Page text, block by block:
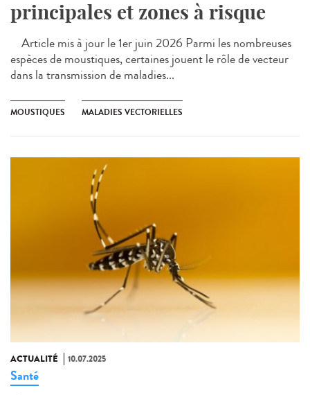
principales et zones à risque
Article mis à jour le 1er juin 2026 Parmi les nombreuses
espèces de moustiques, certaines jouent le rôle de vecteur
dans la transmission de maladies...
MOUSTIQUES MALADIES VECTORIELLES
ACTUALITÉ 10.07.2025
Santé